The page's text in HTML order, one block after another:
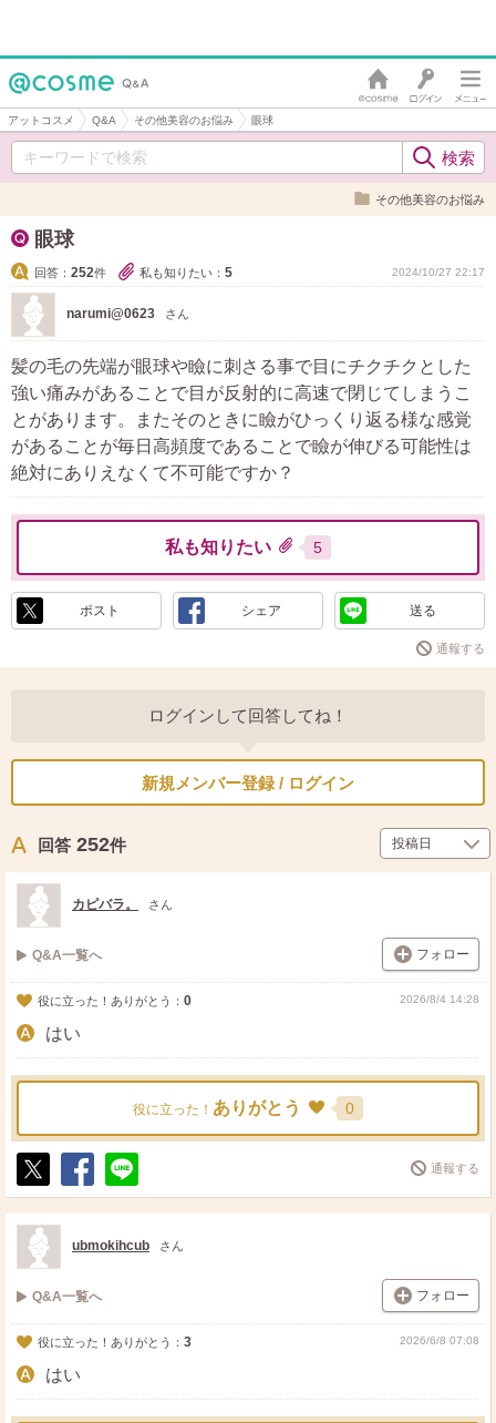
アットコスメ Q&A その他美容のお悩み 眼球
その他美容のお悩み
眼球
回答： 252件 私も知りたい： 5 2024/10/27 22:17
narumi@0623 さん
髪の毛の先端が眼球や瞼に刺さる事で目にチクチクとした
強い痛みがあることで目が反射的に高速で閉じてしまうこ
とがあります。またそのときに瞼がひっくり返る様な感覚
があることが毎日高頻度であることで瞼が伸びる可能性は
絶対にありえなくて不可能ですか？
私も知りたい 5
ポスト シェア 送る
通報する
ログインして回答してね！
新規メンバー登録 / ログイン
回答 252件
カピバラ。 さん
Q&A一覧へ フォロー
役に立った！ありがとう： 0 2026/8/4 14:28
はい
役に立った！ ありがとう 0
ポ
ス
ト
シ
ェ
送
る
通報する
ubmokihcub さん
Q&A一覧へ フォロー
役に立った！ありがとう： 3 2026/6/8 07:08
はい